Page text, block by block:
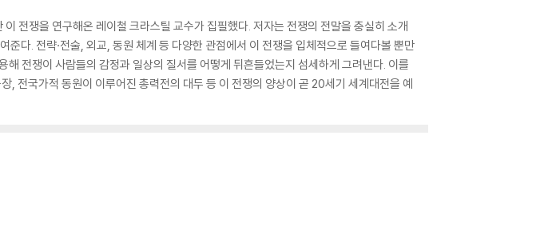
전쟁을 연구해온 레이철 크라스틸 교수가 집필했다. 저자는 전쟁의 전말을 충실히 소개
다. 전략·전술, 외교, 동원 체계 등 다양한 관점에서 이 전쟁을 입체적으로 들여다볼 뿐만
전쟁이 사람들의 감정과 일상의 질서를 어떻게 뒤흔들었는지 섬세하게 그려낸다. 이를
전국가적 동원이 이루어진 총력전의 대두 등 이 전쟁의 양상이 곧 20세기 세계대전을 예